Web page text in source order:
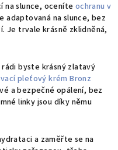
na slunce, oceníte ochranu v
adaptovaná na slunce, bez
Je trvale krásně zklidněná,
byste krásný zlatavý
pleťový krém Bronz
a bezpečné opálení, bez
linky jsou díky němu
a zaměřte se na